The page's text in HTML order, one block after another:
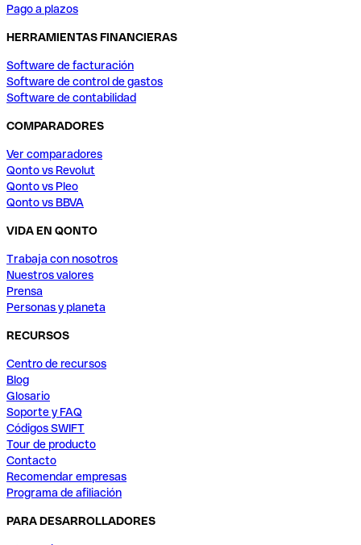
Pago a plazos
HERRAMIENTAS FINANCIERAS
Software de facturación
Software de control de gastos
Software de contabilidad
COMPARADORES
Ver comparadores
Qonto vs Revolut
Qonto vs Pleo
Qonto vs BBVA
VIDA EN QONTO
Trabaja con nosotros
Nuestros valores
Prensa
Personas y planeta
RECURSOS
Centro de recursos
Blog
Glosario
Soporte y FAQ
Códigos SWIFT
Tour de producto
Contacto
Recomendar empresas
Programa de afiliación
PARA DESARROLLADORES